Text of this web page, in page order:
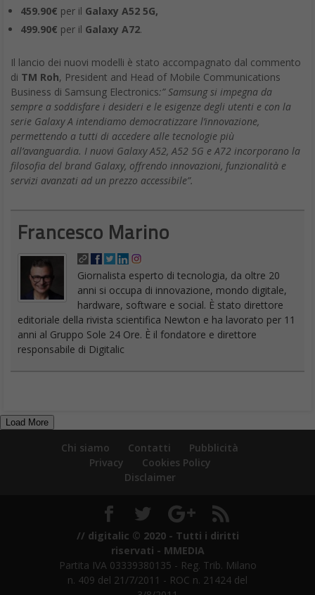
459.90€ per il Galaxy A52 5G,
499.90€ per il Galaxy A72.
Il lancio dei nuovi modelli è stato accompagnato dal commento
di TM Roh, President and Head of Mobile Communications
Business di Samsung Electronics:” Samsung si impegna da
sempre a soddisfare i desideri e le esigenze degli utenti e con la
serie Galaxy A intendiamo democratizzare l’innovazione,
permettendo a tutti di accedere alle tecnologie più
all’avanguardia. I nuovi Galaxy A52, A52 5G e A72 incorporano la
filosofia del brand Galaxy, offrendo innovazioni, funzionalità e
servizi avanzati ad un prezzo accessibile”.
Francesco Marino
Giornalista esperto di tecnologia, da oltre 20
anni si occupa di innovazione, mondo digitale,
hardware, software e social. È stato direttore
editoriale della rivista scientifica Newton e ha lavorato per 11
anni al Gruppo Sole 24 Ore. È il fondatore e direttore
responsabile di Digitalic
Load More
Chi siamo Contatti
Pubblicità
Privacy
Cookies Policy
Disclaimer
// digitalic © 2020 - Tutti i diritti
riservati - MMEDIA
Partita IVA 03339380135 - Reg. Trib. Milano
n. 409 del 21/7/2011 - ROC n. 21424 del